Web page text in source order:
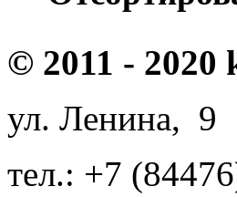
© 2011 - 2020
ул. Ленина, 9
тел.: +7